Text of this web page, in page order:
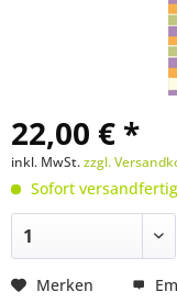
22,00 € *
inkl. MwSt.zzgl.
Sofort
Merken